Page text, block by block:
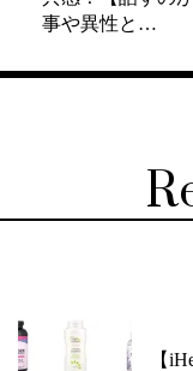
事や異性と…
【